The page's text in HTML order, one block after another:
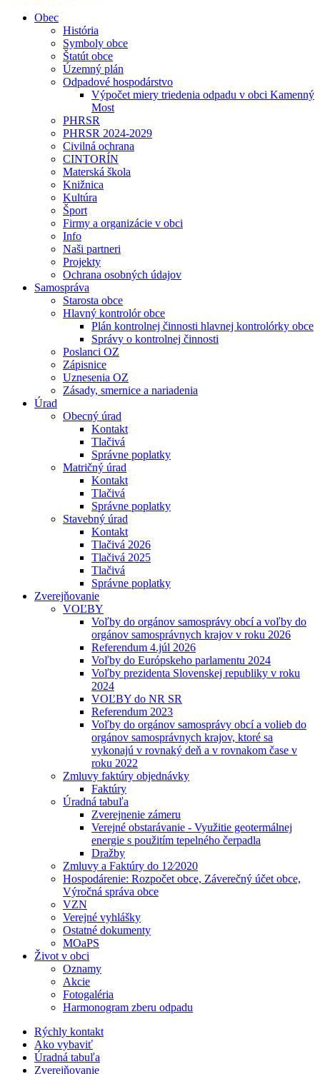
Obec
História
Symboly obce
Štatút obce
Územný plán
Odpadové hospodárstvo
Výpočet miery triedenia odpadu v obci Kamenný
Most
PHRSR
PHRSR 2024-2029
Civilná ochrana
CINTORÍN
Materská škola
Knižnica
Kultúra
Šport
Firmy a organizácie v obci
Info
Naši partneri
Projekty
Ochrana osobných údajov
Samospráva
Starosta obce
Hlavný kontrolór obce
Plán kontrolnej činnosti hlavnej kontrolórky obce
Správy o kontrolnej činnosti
Poslanci OZ
Zápisnice
Uznesenia OZ
Zásady, smernice a nariadenia
Úrad
Obecný úrad
Kontakt
Tlačivá
Správne poplatky
Matričný úrad
Kontakt
Tlačivá
Správne poplatky
Stavebný úrad
Kontakt
Tlačivá 2026
Tlačivá 2025
Tlačivá
Správne poplatky
Zverejňovanie
VOĽBY
Voľby do orgánov samosprávy obcí a voľby do
orgánov samosprávnych krajov v roku 2026
Referendum 4.júl 2026
Voľby do Európskeho parlamentu 2024
Voľby prezidenta Slovenskej republiky v roku
2024
VOĽBY do NR SR
Referendum 2023
Voľby do orgánov samosprávy obcí a volieb do
orgánov samosprávnych krajov, ktoré sa
vykonajú v rovnaký deň a v rovnakom čase v
roku 2022
Zmluvy faktúry objednávky
Faktúry
Úradná tabuľa
Zverejnenie zámeru
Verejné obstarávanie - Využitie geotermálnej
energie s použitím tepelného čerpadla
Dražby
Zmluvy a Faktúry do 12⁄2020
Hospodárenie: Rozpočet obce, Záverečný účet obce,
Výročná správa obce
VZN
Verejné vyhlášky
Ostatné dokumenty
MOaPS
Život v obci
Oznamy
Akcie
Fotogaléria
Harmonogram zberu odpadu
Rýchly kontakt
Ako vybaviť
Úradná tabuľa
Zverejňovanie